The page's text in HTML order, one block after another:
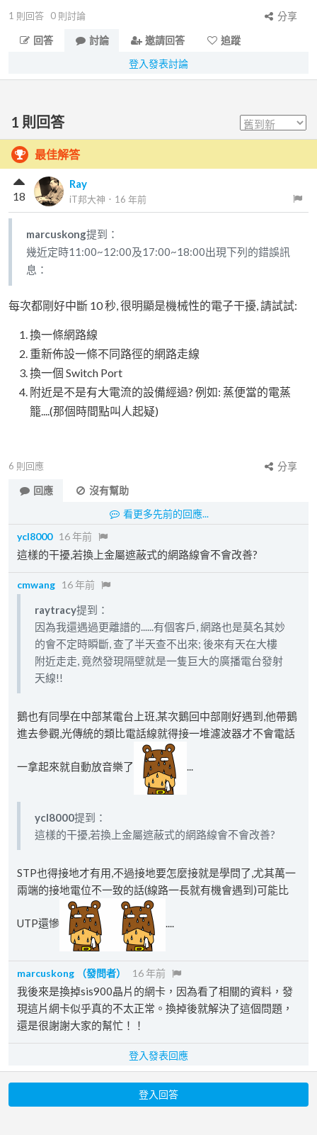
1 則回答 0 則討論
分享
回答
討論 邀請回答
追蹤
登入發表討論
1 則回答
最佳解答
Ray
iT邦大神 ． 16 年前
18
marcuskong提到：
幾近定時11:00~12:00及17:00~18:00出現下列的錯誤訊
息：
每次都剛好中斷 10 秒, 很明顯是機械性的電子干擾, 請試試:
換一條網路線
重新佈設一條不同路徑的網路走線
換一個 Switch Port
附近是不是有大電流的設備經過? 例如: 蒸便當的電蒸
籠....(那個時間點叫人起疑)
6 則回應
分享
回應
沒有幫助
看更多先前的回應...
ycl8000 16 年前
這樣的干擾,若換上金屬遮蔽式的網路線會不會改善?
cmwang 16 年前
raytracy提到：
因為我還遇過更離譜的......有個客戶, 網路也是莫名其妙
的會不定時瞬斷, 查了半天查不出來; 後來有天在大樓
附近走走, 竟然發現隔壁就是一隻巨大的廣播電台發射
天線!!
鵝也有同學在中部某電台上班,某次鵝回中部剛好遇到,他帶鵝
進去參觀,光傳統的類比電話線就得接一堆濾波器才不會電話
一拿起來就自動放音樂了 ...
ycl8000提到：
這樣的干擾,若換上金屬遮蔽式的網路線會不會改善?
STP也得接地才有用,不過接地要怎麼接就是學問了,尤其萬一
兩端的接地電位不一致的話(線路一長就有機會遇到)可能比
UTP還慘 ....
marcuskong （發問者） 16 年前
我後來是換掉sis900晶片的網卡，因為看了相關的資料，發
現這片網卡似乎真的不太正常。換掉後就解決了這個問題，
還是很謝謝大家的幫忙！！
登入發表回應
登入回答